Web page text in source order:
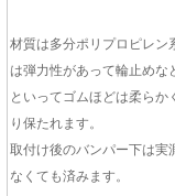
材質は多分ポリプロピレン
は弾力性があって輪止めな
といってゴムほどは柔ら
り保たれます。
取付け後のバンパー下は実
なくても済みます。